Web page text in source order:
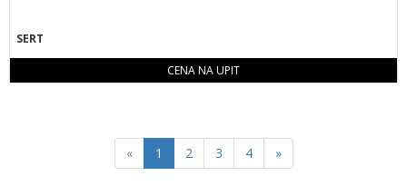
SERT
CENA NA UPIT
«Previous
1 2 3 4 »Next